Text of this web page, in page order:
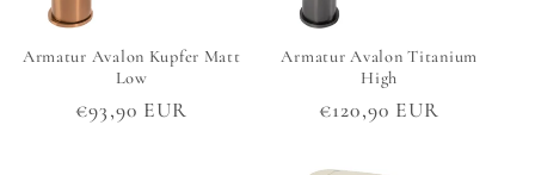
Armatur Avalon Kupfer Matt
Low
Normaler
€93,90 EUR
Armatur Avalon Titanium
High
Normaler
€120,90 EUR